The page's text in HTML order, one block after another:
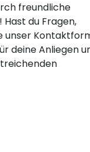
freundliche
du Fragen,
unser
deine Anliegen